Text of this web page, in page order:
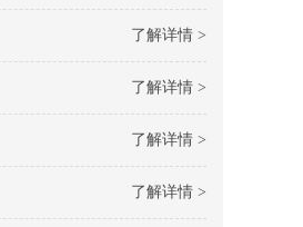
了解详情 >
了解详情 >
了解详情 >
了解详情 >